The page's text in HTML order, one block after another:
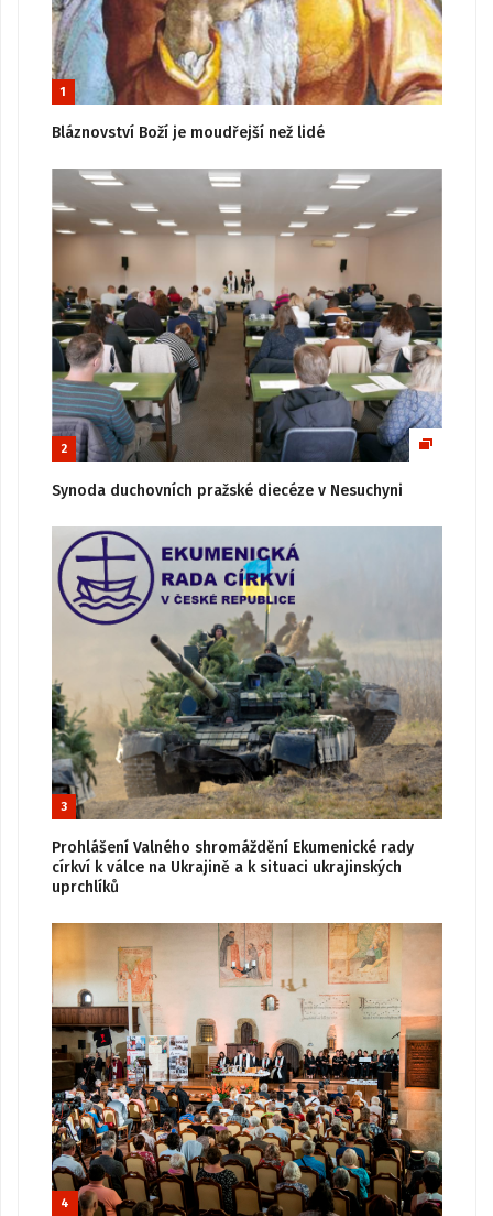
1
Bláznovství Boží je moudřejší než lidé
2
Synoda duchovních pražské diecéze v Nesuchyni
3
Prohlášení Valného shromáždění Ekumenické rady
církví k válce na Ukrajině a k situaci ukrajinských
uprchlíků
4